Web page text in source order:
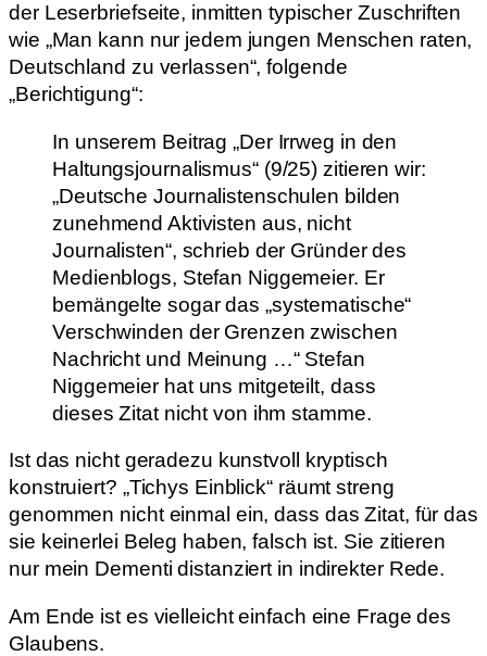
der Leserbriefseite, inmitten typischer Zuschriften
wie „Man kann nur jedem jungen Menschen raten,
Deutschland zu verlassen“, folgende
„Berichtigung“:
In unserem Beitrag „Der Irrweg in den
Haltungsjournalismus“ (9/25) zitieren wir:
„Deutsche Journalistenschulen bilden
zunehmend Aktivisten aus, nicht
Journalisten“, schrieb der Gründer des
Medienblogs, Stefan Niggemeier. Er
bemängelte sogar das „systematische“
Verschwinden der Grenzen zwischen
Nachricht und Meinung …“ Stefan
Niggemeier hat uns mitgeteilt, dass
dieses Zitat nicht von ihm stamme.
Ist das nicht geradezu kunstvoll kryptisch
konstruiert? „Tichys Einblick“ räumt streng
genommen nicht einmal ein, dass das Zitat, für das
sie keinerlei Beleg haben, falsch ist. Sie zitieren
nur mein Dementi distanziert in indirekter Rede.
Am Ende ist es vielleicht einfach eine Frage des
Glaubens.